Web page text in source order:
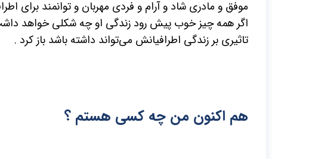
موفق و مادری شاد و آرام و فردی مهربان و توانمند برای
اگر همه چیز خوب پیش رود زندگی او چه شکلی خواهد
تاثیری بر زندگی اطرافیانش می‌تواند داشته باشد باز کرد .
هم اکنون من چه کسی هستم ؟